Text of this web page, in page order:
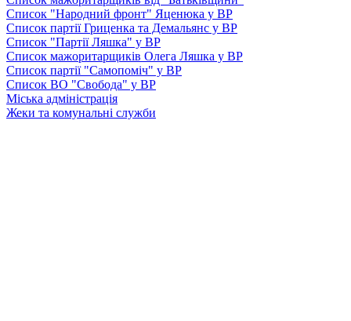
Список "Народний фронт" Яценюка у ВР
Список партії Гриценка та Демальянс у ВР
Список "Партії Ляшка" у ВР
Список мажоритарщиків Олега Ляшка у ВР
Список партії "Самопоміч" у ВР
Список ВО "Свобода" у ВР
Міська адміністрація
Жеки та комунальні служби